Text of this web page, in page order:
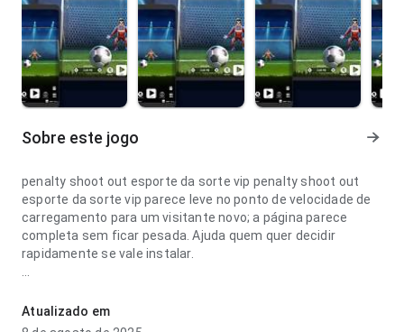
Sobre este jogo
penalty shoot out esporte da sorte vip penalty shoot out
esporte da sorte vip parece leve no ponto de velocidade de
carregamento para um visitante novo; a página parece
completa sem ficar pesada. Ajuda quem quer decidir
rapidamente se vale instalar.
ponto de fluxo de navegação com conexão mais lenta; a
experiência evita passos desnecessários. A página causa
Atualizado em